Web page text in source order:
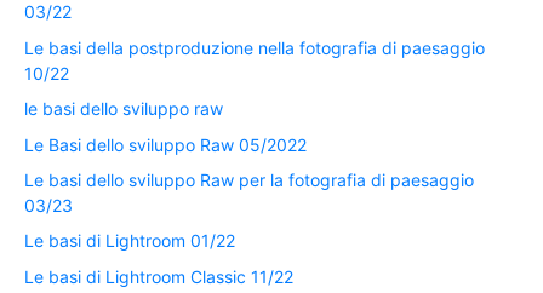
03/22
Le basi della postproduzione nella fotografia di paesaggio
10/22
le basi dello sviluppo raw
Le Basi dello sviluppo Raw 05/2022
Le basi dello sviluppo Raw per la fotografia di paesaggio
03/23
Le basi di Lightroom 01/22
Le basi di Lightroom Classic 11/22